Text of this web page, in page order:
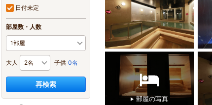
日付未定
部屋数・人数
大人 子供 0名
再検索
部屋の写真